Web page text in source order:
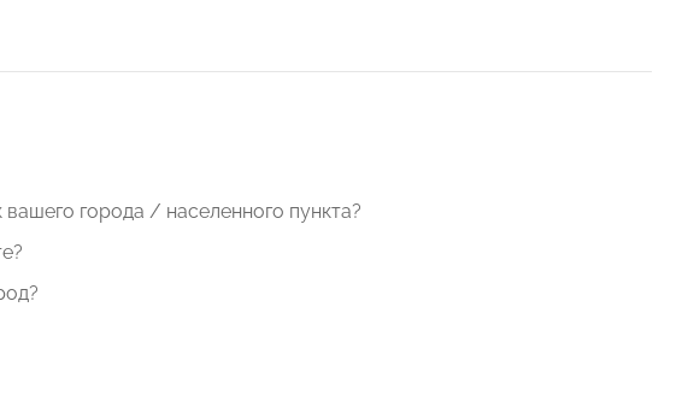
города / населенного пункта?